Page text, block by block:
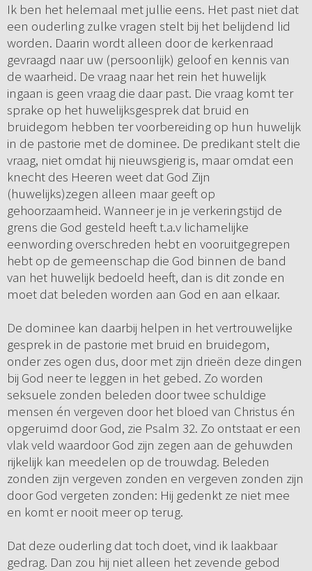
Ik ben het helemaal met jullie eens. Het past niet dat
een ouderling zulke vragen stelt bij het belijdend lid
worden. Daarin wordt alleen door de kerkenraad
gevraagd naar uw (persoonlijk) geloof en kennis van
de waarheid. De vraag naar het rein het huwelijk
ingaan is geen vraag die daar past. Die vraag komt ter
sprake op het huwelijksgesprek dat bruid en
bruidegom hebben ter voorbereiding op hun huwelijk
in de pastorie met de dominee. De predikant stelt die
vraag, niet omdat hij nieuwsgierig is, maar omdat een
knecht des Heeren weet dat God Zijn
(huwelijks)zegen alleen maar geeft op
gehoorzaamheid. Wanneer je in je verkeringstijd de
grens die God gesteld heeft t.a.v lichamelijke
eenwording overschreden hebt en vooruitgegrepen
hebt op de gemeenschap die God binnen de band
van het huwelijk bedoeld heeft, dan is dit zonde en
moet dat beleden worden aan God en aan elkaar.
De dominee kan daarbij helpen in het vertrouwelijke
gesprek in de pastorie met bruid en bruidegom,
onder zes ogen dus, door met zijn drieën deze dingen
bij God neer te leggen in het gebed. Zo worden
seksuele zonden beleden door twee schuldige
mensen én vergeven door het bloed van Christus én
opgeruimd door God, zie Psalm 32. Zo ontstaat er een
vlak veld waardoor God zijn zegen aan de gehuwden
rijkelijk kan meedelen op de trouwdag. Beleden
zonden zijn vergeven zonden en vergeven zonden zijn
door God vergeten zonden: Hij gedenkt ze niet mee
en komt er nooit meer op terug.
Dat deze ouderling dat toch doet, vind ik laakbaar
gedrag. Dan zou hij niet alleen het zevende gebod